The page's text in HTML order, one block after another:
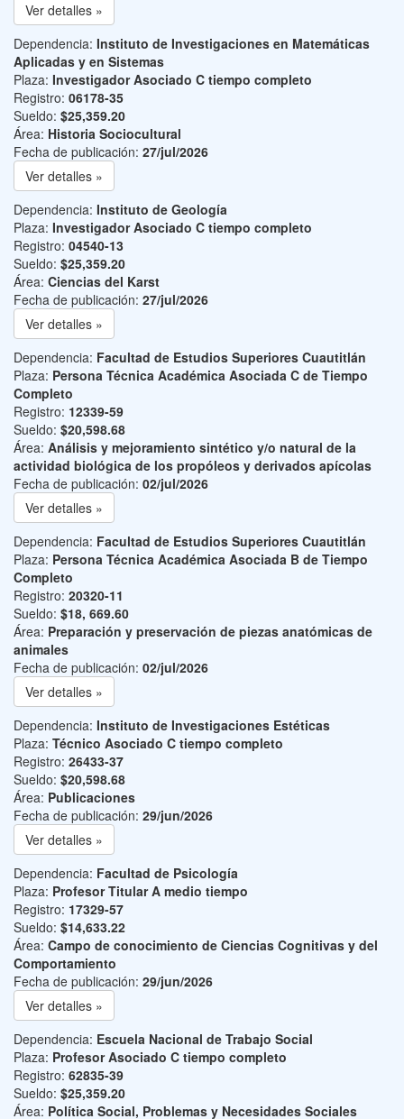
Ver detalles »
Dependencia: Instituto de Investigaciones en Matemáticas
Aplicadas y en Sistemas
Plaza: Investigador Asociado C tiempo completo
Registro: 06178-35
Sueldo: $25,359.20
Área: Historia Sociocultural
Fecha de publicación: 27/jul/2026
Ver detalles »
Dependencia: Instituto de Geología
Plaza: Investigador Asociado C tiempo completo
Registro: 04540-13
Sueldo: $25,359.20
Área: Ciencias del Karst
Fecha de publicación: 27/jul/2026
Ver detalles »
Dependencia: Facultad de Estudios Superiores Cuautitlán
Plaza: Persona Técnica Académica Asociada C de Tiempo
Completo
Registro: 12339-59
Sueldo: $20,598.68
Área: Análisis y mejoramiento sintético y/o natural de la
actividad biológica de los propóleos y derivados apícolas
Fecha de publicación: 02/jul/2026
Ver detalles »
Dependencia: Facultad de Estudios Superiores Cuautitlán
Plaza: Persona Técnica Académica Asociada B de Tiempo
Completo
Registro: 20320-11
Sueldo: $18, 669.60
Área: Preparación y preservación de piezas anatómicas de
animales
Fecha de publicación: 02/jul/2026
Ver detalles »
Dependencia: Instituto de Investigaciones Estéticas
Plaza: Técnico Asociado C tiempo completo
Registro: 26433-37
Sueldo: $20,598.68
Área: Publicaciones
Fecha de publicación: 29/jun/2026
Ver detalles »
Dependencia: Facultad de Psicología
Plaza: Profesor Titular A medio tiempo
Registro: 17329-57
Sueldo: $14,633.22
Área: Campo de conocimiento de Ciencias Cognitivas y del
Comportamiento
Fecha de publicación: 29/jun/2026
Ver detalles »
Dependencia: Escuela Nacional de Trabajo Social
Plaza: Profesor Asociado C tiempo completo
Registro: 62835-39
Sueldo: $25,359.20
Área: Política Social, Problemas y Necesidades Sociales